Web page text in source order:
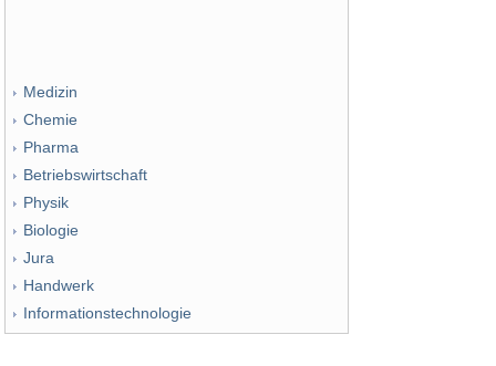
Medizin
Chemie
Pharma
Betriebswirtschaft
Physik
Biologie
Jura
Handwerk
Informationstechnologie